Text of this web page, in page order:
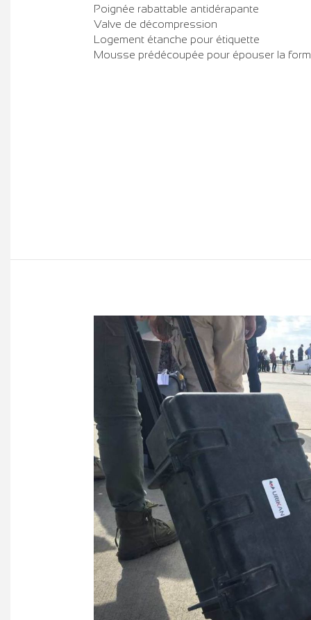
Poignée rabattable antidérapante
Valve de décompression
Logement étanche pour étiquette
Mousse prédécoupée pour épouser la